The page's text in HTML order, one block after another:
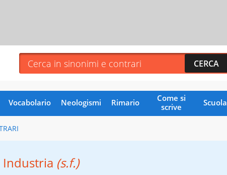
Vocabolario Neologismi Rimario
Come si
scrive
Scuola
Industria (s.f.)